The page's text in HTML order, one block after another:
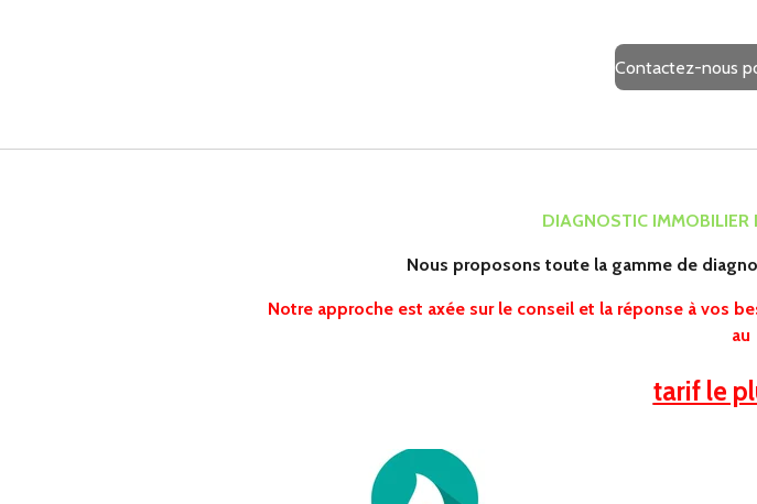
Contactez-nous
DIAGNOSTIC IMMOBILIER
Nous proposons toute la gamme de
Notre approche est axée sur le conseil et la réponse à vos
au
tarif le